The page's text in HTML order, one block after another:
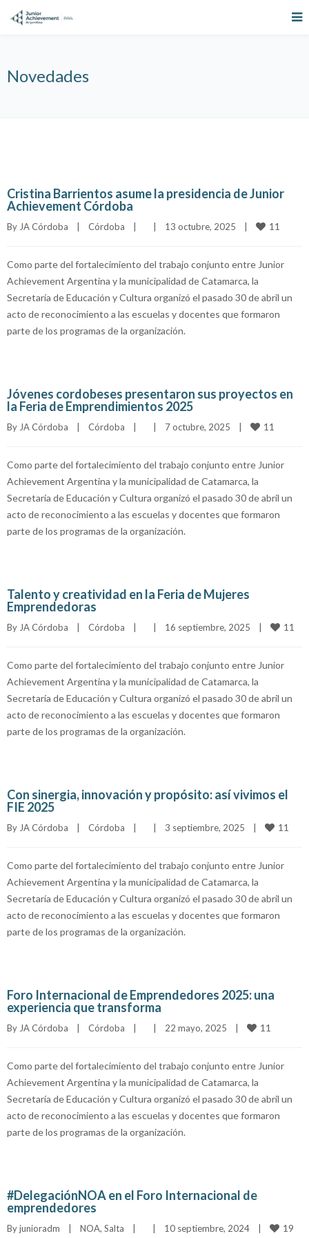
Novedades
Cristina Barrientos asume la presidencia de Junior
Achievement Córdoba
By JA Córdoba Córdoba 13 octubre, 2025 11
Como parte del fortalecimiento del trabajo conjunto entre Junior
Achievement Argentina y la municipalidad de Catamarca, la
Secretaría de Educación y Cultura organizó el pasado 30 de abril un
acto de reconocimiento a las escuelas y docentes que formaron
parte de los programas de la organización.
Jóvenes cordobeses presentaron sus proyectos en
la Feria de Emprendimientos 2025
By JA Córdoba Córdoba 7 octubre, 2025 11
Como parte del fortalecimiento del trabajo conjunto entre Junior
Achievement Argentina y la municipalidad de Catamarca, la
Secretaría de Educación y Cultura organizó el pasado 30 de abril un
acto de reconocimiento a las escuelas y docentes que formaron
parte de los programas de la organización.
Talento y creatividad en la Feria de Mujeres
Emprendedoras
By JA Córdoba Córdoba 16 septiembre, 2025 11
Como parte del fortalecimiento del trabajo conjunto entre Junior
Achievement Argentina y la municipalidad de Catamarca, la
Secretaría de Educación y Cultura organizó el pasado 30 de abril un
acto de reconocimiento a las escuelas y docentes que formaron
parte de los programas de la organización.
Con sinergia, innovación y propósito: así vivimos el
FIE 2025
By JA Córdoba Córdoba 3 septiembre, 2025 11
Como parte del fortalecimiento del trabajo conjunto entre Junior
Achievement Argentina y la municipalidad de Catamarca, la
Secretaría de Educación y Cultura organizó el pasado 30 de abril un
acto de reconocimiento a las escuelas y docentes que formaron
parte de los programas de la organización.
Foro Internacional de Emprendedores 2025: una
experiencia que transforma
By JA Córdoba Córdoba 22 mayo, 2025 11
Como parte del fortalecimiento del trabajo conjunto entre Junior
Achievement Argentina y la municipalidad de Catamarca, la
Secretaría de Educación y Cultura organizó el pasado 30 de abril un
acto de reconocimiento a las escuelas y docentes que formaron
parte de los programas de la organización.
#DelegaciónNOA en el Foro Internacional de
emprendedores
By junioradm NOA, Salta 10 septiembre, 2024 19